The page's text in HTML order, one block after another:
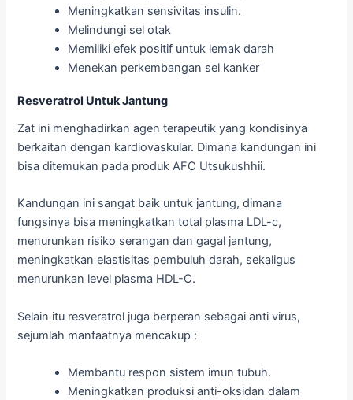
Meningkatkan sensivitas insulin.
Melindungi sel otak
Memiliki efek positif untuk lemak darah
Menekan perkembangan sel kanker
Resveratrol Untuk Jantung
Zat ini menghadirkan agen terapeutik yang kondisinya
berkaitan dengan kardiovaskular. Dimana kandungan ini
bisa ditemukan pada produk AFC Utsukushhii.
Kandungan ini sangat baik untuk jantung, dimana
fungsinya bisa meningkatkan total plasma LDL-c,
menurunkan risiko serangan dan gagal jantung,
meningkatkan elastisitas pembuluh darah, sekaligus
menurunkan level plasma HDL-C.
Selain itu resveratrol juga berperan sebagai anti virus,
sejumlah manfaatnya mencakup :
Membantu respon sistem imun tubuh.
Meningkatkan produksi anti-oksidan dalam